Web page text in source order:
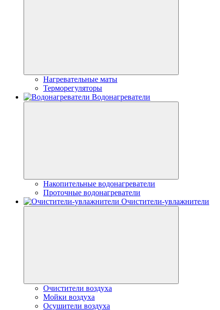
Нагревательные маты
Терморегуляторы
Водонагреватели
Накопительные водонагреватели
Проточные водонагреватели
Очистители-увлажнители
Очистители воздуха
Мойки воздуха
Осушители воздуха